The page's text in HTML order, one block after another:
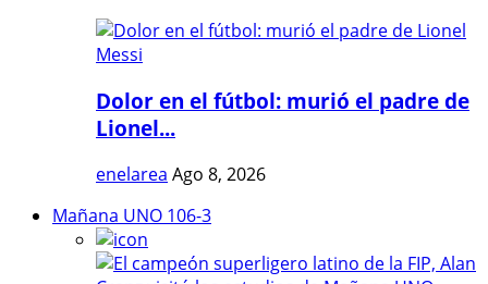
Dolor en el fútbol: murió el padre de
Lionel...
enelarea Ago 8, 2026
Mañana UNO 106-3